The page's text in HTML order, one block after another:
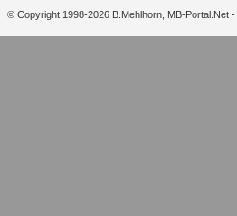
© Copyright 1998-2026 B.Mehlhorn, MB-Portal.Net -